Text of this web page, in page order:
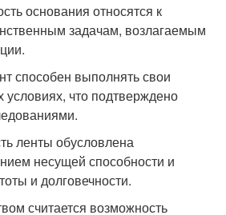
основания относятся к
задачам, возлагаемым
способен выполнять свои
что подтверждено
ленты обусловлена
несущей способности и
и долговечности.
считается возможность